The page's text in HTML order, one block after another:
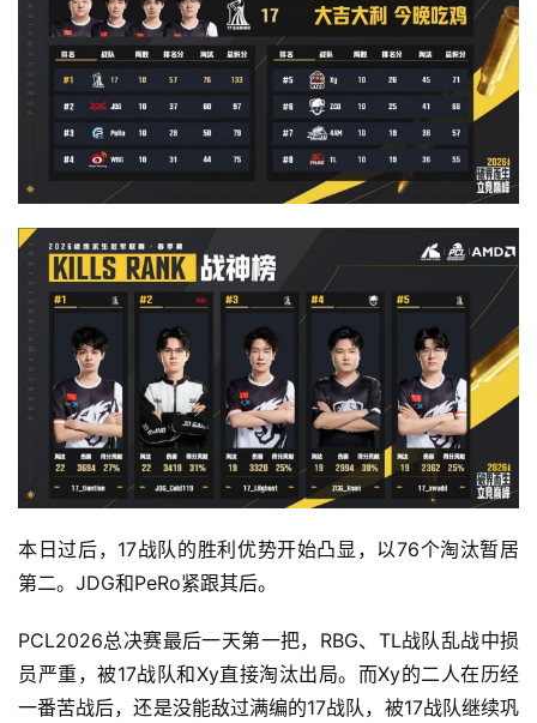
游
机
游
戏
机
游
戏
闲
戏
0
2
5
本日过后，17战队的胜利优势开始凸显，以76个淘汰暂居
第二。JDG和PeRo紧跟其后。
PCL2026总决赛最后一天第一把，RBG、TL战队乱战中损
员严重，被17战队和Xy直接淘汰出局。而Xy的二人在历经
一番苦战后，还是没能敌过满编的17战队，被17战队继续巩